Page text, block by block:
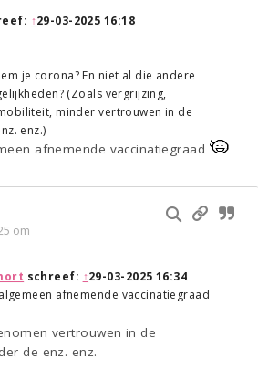
↑29-03-2025 16:18
je corona? En niet al die andere
(Zoals vergrijzing,
minder vertrouwen in de
enz.)
afnemende vaccinatiegraad
om
schreef: ↑29-03-2025 16:34
afnemende vaccinatiegraad
vertrouwen in de
de enz. enz.